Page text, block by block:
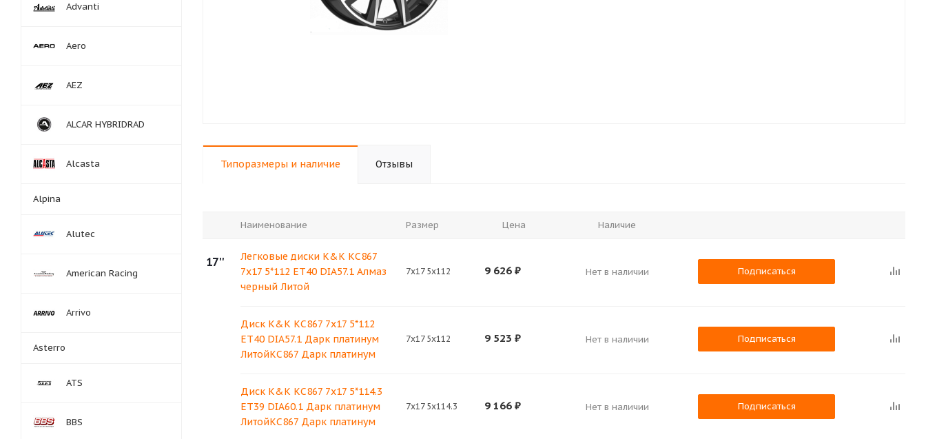
Типоразмеры и наличие Отзывы
Наименование Размер Цена Наличие
17''
Легковые диски K&K КС867
7x17 5*112 ET40 DIA57.1 Алмаз
черный Литой
7x17 5x112 9 626 ₽ Нет в наличии Подписаться
Диск K&K КС867 7x17 5*112
ET40 DIA57.1 Дарк платинум
ЛитойКС867 Дарк платинум
7x17 5x112 9 523 ₽ Нет в наличии Подписаться
Диск K&K КС867 7x17 5*114.3
ET39 DIA60.1 Дарк платинум
ЛитойКС867 Дарк платинум
7x17 5x114.3 9 166 ₽ Нет в наличии Подписаться
Advanti
Aero
AEZ
ALCAR HYBRIDRAD
Alcasta
Alpina
Alutec
American Racing
Arrivo
Asterro
ATS
BBS